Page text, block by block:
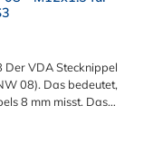
Der VDA Stecknippel
08). Das bedeutet,
8 mm misst. Das